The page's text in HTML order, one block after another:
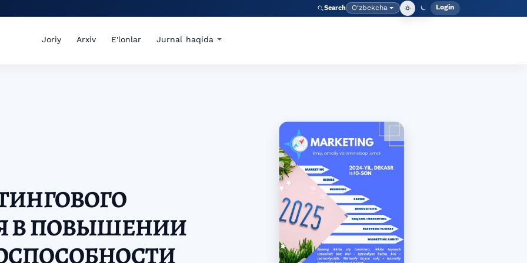
Search Language
O‘zbekcha Admin
Login
Joriy Arxiv E'lonlar Jurnal haqida
В ПОВЫШЕНИИ